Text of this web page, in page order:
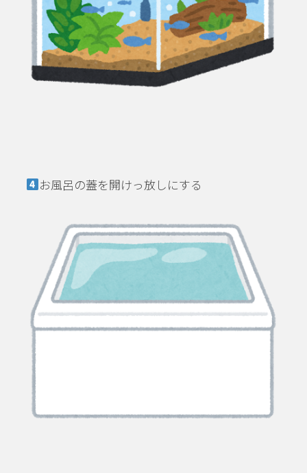
お風呂の蓋を開けっ放しにする